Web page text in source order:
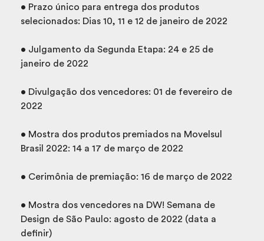
• Prazo único para entrega dos produtos
selecionados: Dias 10, 11 e 12 de janeiro de 2022
• Julgamento da Segunda Etapa: 24 e 25 de
janeiro de 2022
• Divulgação dos vencedores: 01 de fevereiro de
2022
• Mostra dos produtos premiados na Movelsul
Brasil 2022: 14 a 17 de março de 2022
• Cerimônia de premiação: 16 de março de 2022
• Mostra dos vencedores na DW! Semana de
Design de São Paulo: agosto de 2022 (data a
definir)